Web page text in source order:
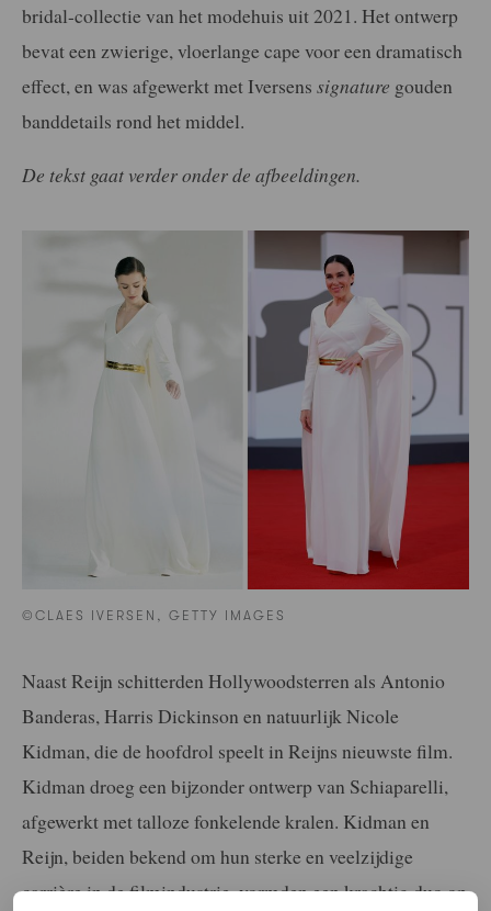
bridal-collectie van het modehuis uit 2021. Het ontwerp
bevat een zwierige, vloerlange cape voor een dramatisch
effect, en was afgewerkt met Iversens signature gouden
banddetails rond het middel.
De tekst gaat verder onder de afbeeldingen.
©CLAES IVERSEN, GETTY IMAGES
Naast Reijn schitterden Hollywoodsterren als Antonio
Banderas, Harris Dickinson en natuurlijk Nicole
Kidman, die de hoofdrol speelt in Reijns nieuwste film.
Kidman droeg een bijzonder ontwerp van Schiaparelli,
afgewerkt met talloze fonkelende kralen. Kidman en
Reijn, beiden bekend om hun sterke en veelzijdige
carrière in de filmindustrie, vormden een krachtig duo op